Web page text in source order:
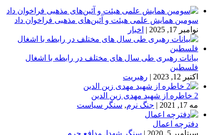
سومین همایش علمی هیئت و آئین‌های مذهبی فراخوان داد
نوامبر 17, 2025
| اخبار
بیانات رهبری طی سال های مختلف در رابطه با اشغال
فلسطین
اکتبر 12, 2023
| رهبریت
2 خاطره از شهید مهدی زین الدین
مه 17, 2021
| جنگ نرم, سنگر سیاست
دفترچه اعمال